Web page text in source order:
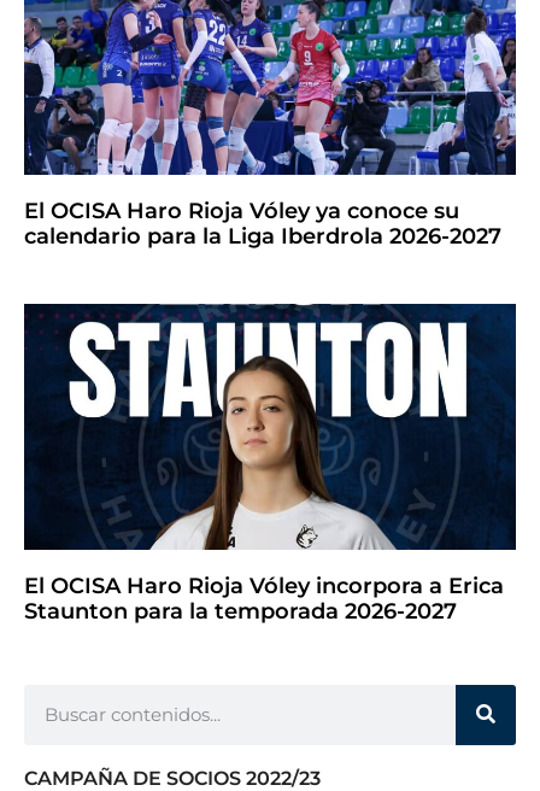
El OCISA Haro Rioja Vóley ya conoce su
calendario para la Liga Iberdrola 2026-2027
El OCISA Haro Rioja Vóley incorpora a Erica
Staunton para la temporada 2026-2027
CAMPAÑA DE SOCIOS 2022/23